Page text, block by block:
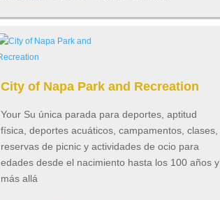
City of Napa Park and Recreation
Your Su única parada para deportes, aptitud
física, deportes acuáticos, campamentos, clases,
reservas de picnic y actividades de ocio para
edades desde el nacimiento hasta los 100 años y
más allá